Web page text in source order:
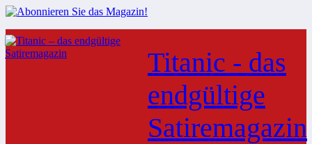
Zum
Inhalt
springen
Titanic - das
endgültige
Satiremagazin